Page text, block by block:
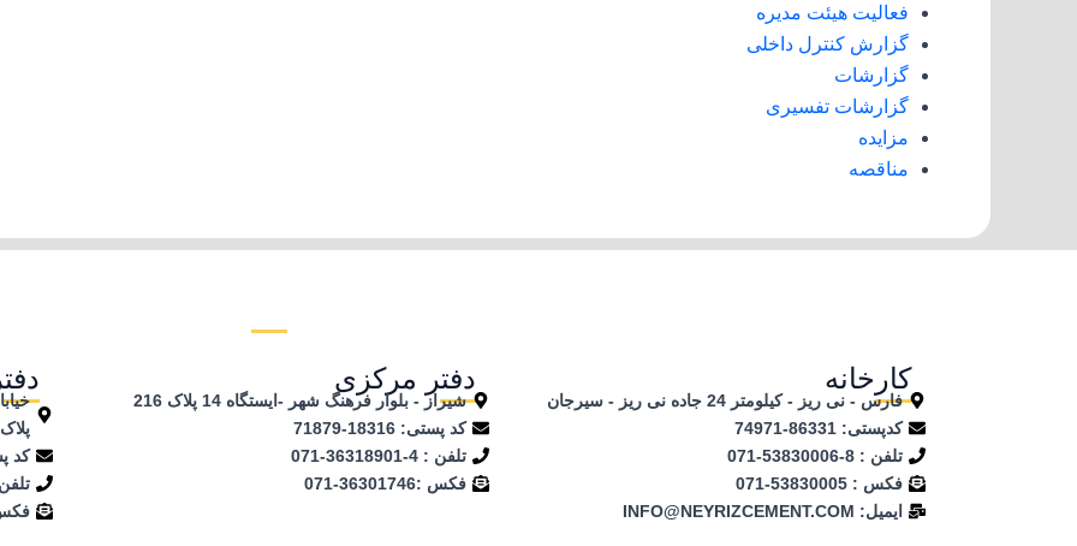
فعالیت هیئت مدیره
گزارش کنترل داخلی
گزارشات
گزارشات تفسیری
مزایده
مناقصه
کارخانه
فارس - نی ریز - کیلومتر 24 جاده نی ریز - سیرجان
کدپستی: 86331-74971
تلفن ‌: 8-53830006-071
فکس : 53830005-071
ایمیل: INFO@NEYRIZCEMENT.COM
دفتر مرکزی
شیراز - بلوار فرهنگ شهر -ایستگاه 14 پلاک 216
کد پستی: 18316-71879
تلفن : 4-36318901-071
فکس :36301746-071
پلاک 69 - طبقه چهارم
کد پستی
تلفن :
فکس :